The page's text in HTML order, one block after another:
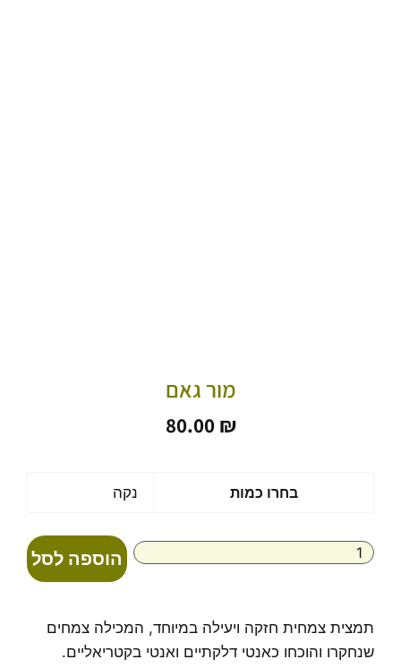
מור גאם
80.00 ₪
בחרו כמות נקה
גאם
הוספה לסל
תמצית צמחית חזקה ויעילה במיוחד, המכילה צמחים
שנחקרו והוכחו כאנטי דלקתיים ואנטי בקטריאליים.